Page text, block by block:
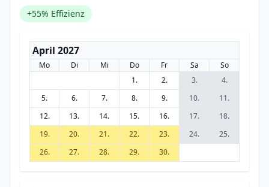
+55% Effizienz
April 2027
Mo Di Mi Do Fr Sa
So
1.
2. 3.
4.
5.
6. 7. 8. 9. 10.
11.
12.
13. 14. 15. 16. 17.
18.
19.
20. 21. 22. 23. 24.
25.
26.
27. 28. 29. 30.